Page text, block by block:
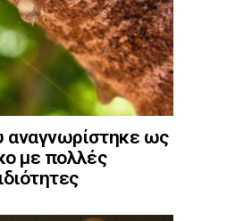
αναγνωρίστηκε ως
με πολλές